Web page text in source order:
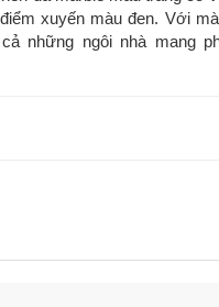
xuyến màu đen. Với
những ngôi nhà mang